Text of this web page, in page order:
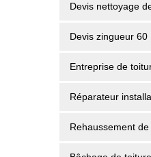
Devis nettoyage
Devis zingueur 60
Entreprise de
Réparateur
Rehaussement